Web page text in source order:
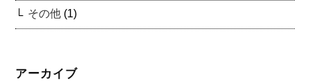
その他 (1)
アーカイブ